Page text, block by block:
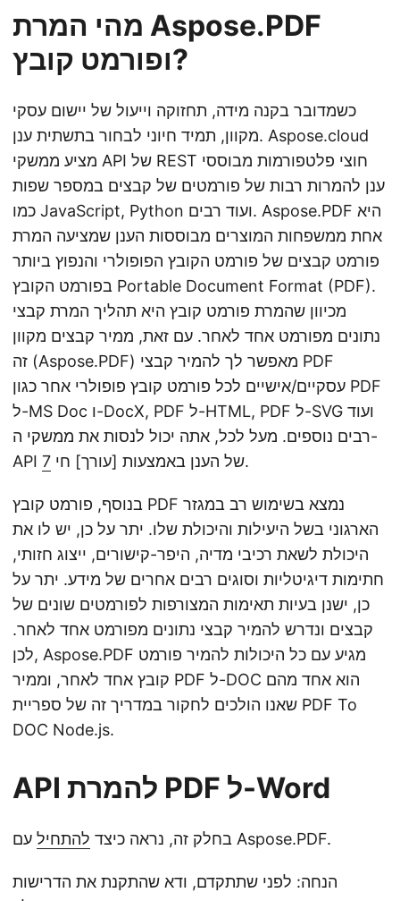
מהי המרת Aspose.PDF
ופורמט קובץ?
כשמדובר בקנה מידה, תחזוקה וייעול של יישום עסקי
מקוון, תמיד חיוני לבחור בתשתית ענן. Aspose.cloud
מציע ממשקי API של REST חוצי פלטפורמות מבוססי
ענן להמרות רבות של פורמטים של קבצים במספר שפות
כמו JavaScript, Python ועוד רבים. Aspose.PDF היא
אחת ממשפחות המוצרים מבוססות הענן שמציעה המרת
פורמט קבצים של פורמט הקובץ הפופולרי והנפוץ ביותר
בפורמט הקובץ Portable Document Format (PDF).
מכיוון שהמרת פורמט קובץ היא תהליך המרת קבצי
נתונים מפורמט אחד לאחר. עם זאת, ממיר קבצים מקוון
זה (Aspose.PDF) מאפשר לך להמיר קבצי PDF
עסקיים/אישיים לכל פורמט קובץ פופולרי אחר כגון PDF
ל-MS Doc ו-DocX, PDF ל-HTML, PDF ל-SVG ועוד
רבים נוספים. מעל לכל, אתה יכול לנסות את ממשקי ה-
API של הענן באמצעות [עורך] חי 7 .
בנוסף, פורמט קובץ PDF נמצא בשימוש רב במגזר
הארגוני בשל היעילות והיכולת שלו. יתר על כן, יש לו את
היכולת לשאת רכיבי מדיה, היפר-קישורים, ייצוג חזותי,
חתימות דיגיטליות וסוגים רבים אחרים של מידע. יתר על
כן, ישנן בעיות תאימות המצורפות לפורמטים שונים של
קבצים ונדרש להמיר קבצי נתונים מפורמט אחד לאחר.
לכן, Aspose.PDF מגיע עם כל היכולות להמיר פורמט
קובץ אחד לאחר, וממיר PDF ל-DOC הוא אחד מהם
שאנו הולכים לחקור במדריך זה של ספריית PDF To
DOC Node.js.
API להמרת PDF ל-Word
בחלק זה, נראה כיצד להתחיל עם Aspose.PDF.
הנחה: לפני שתתקדם, ודא שהתקנת את הדרישות